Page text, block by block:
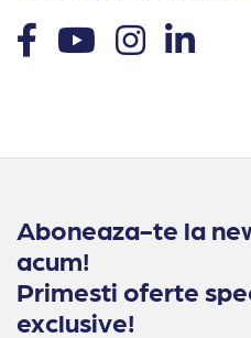
Aboneaza-te la
acum!
Primesti oferte
exclusive!